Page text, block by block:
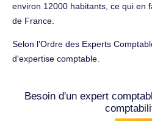
environ 12000 habitants, ce qui en
de France.
Selon l'Ordre des Experts
d'expertise comptable.
Besoin d'un expert